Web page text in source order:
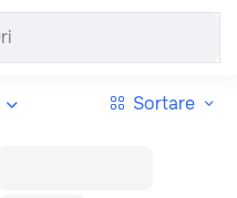
Sortare